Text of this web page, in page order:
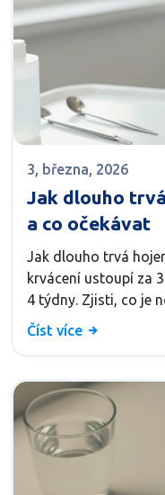
3, března, 2026
Jak dlouho
a co očekávat
Jak dlouho trvá
krvácení ustoupí za
4 týdny. Zjisti, co je
Číst více